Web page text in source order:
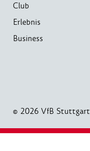
Club
Erlebnis
Business
© 2026 VfB Stuttgart